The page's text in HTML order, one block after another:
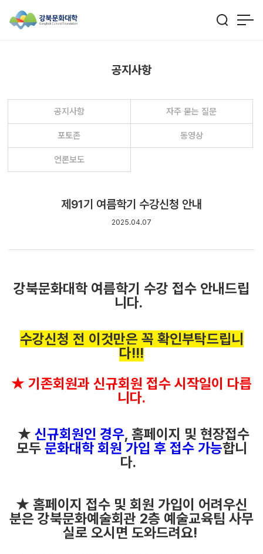
공지사항
공지사항 자주 묻는 질문
포토존 동영상
언론보도
제91기 여름학기 수강신청 안내
2025.04.07
강북문화대학 여름학기 수강 접수 안내드립
니다.
수강신청 전 이것만은 꼭 확인부탁드립니
다!!!
★ 기존회원과 신규회원 접수 시작일이 다릅
니다.
★ 신규회원인 경우, 홈페이지 및 현장접수
모두 문화대학 회원 가입 후 접수 가능합니
다.
★ 홈페이지 접수 및 회원 가입이 어려우신
분은 강북문화예술회관 2층 예술교육팀 사무
실로 오시면 도와드려요!